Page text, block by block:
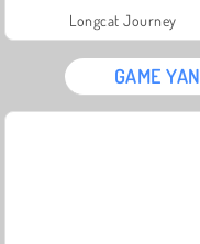
Longcat Journey
GAME